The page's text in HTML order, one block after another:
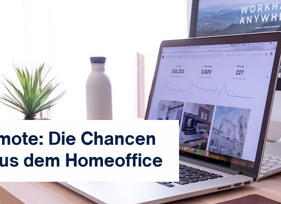
Die Chancen
dem Homeoffice